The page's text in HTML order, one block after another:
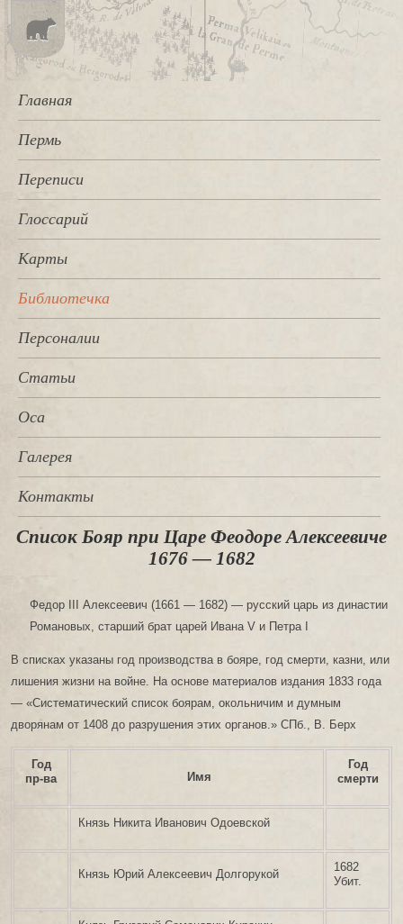
Главная
Пермь
Переписи
Глоссарий
Карты
Библиотечка
Персоналии
Статьи
Оса
Галерея
Контакты
Список Бояр при Царе Феодоре Алексеевиче
1676 — 1682
Федор III Алексеевич (1661 — 1682) — русский царь из династии
Романовых, старший брат царей Ивана V и Петра I
В списках указаны год производства в бояре, год смерти, казни, или
лишения жизни на войне. На основе материалов издания 1833 года
— «Систематический список боярам, окольничим и думным
дворянам от 1408 до разрушения этих органов.» СПб., В. Берх
Год
пр-ва
Имя
Год
смерти
Князь Никита Иванович Одоевской
Князь Юрий Алексеевич Долгорукой
1682
Убит.